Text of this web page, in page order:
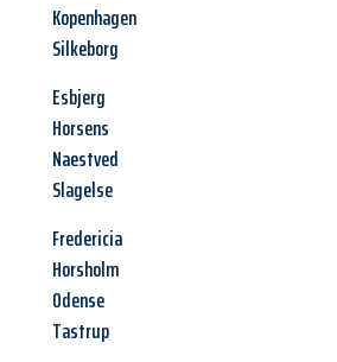
Kopenhagen
Silkeborg
Esbjerg
Horsens
Naestved
Slagelse
Fredericia
Horsholm
Odense
Tastrup